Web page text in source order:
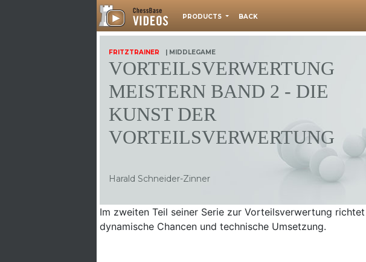
PRODUCTS BACK
FRITZTRAINER | MIDDLEGAME
VORTEILSVERWERTUNG
MEISTERN BAND 2 - DIE
KUNST DER
VORTEILSVERWERTUNG
Harald Schneider-Zinner
Im zweiten Teil seiner Serie zur Vorteilsverwertung
dynamische Chancen und technische Umsetzung.